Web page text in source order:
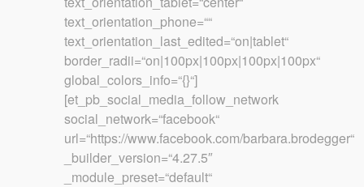
text_orientation_phone=““
text_orientation_last_edited=“on|tablet“
border_radii=“on|100px|100px|100px|100px“
global_colors_info=“{}“]
[et_pb_social_media_follow_network
social_network=“facebook“
url=“https://www.facebook.com/barbara.brodegger“
_builder_version=“4.27.5″
_module_preset=“default“